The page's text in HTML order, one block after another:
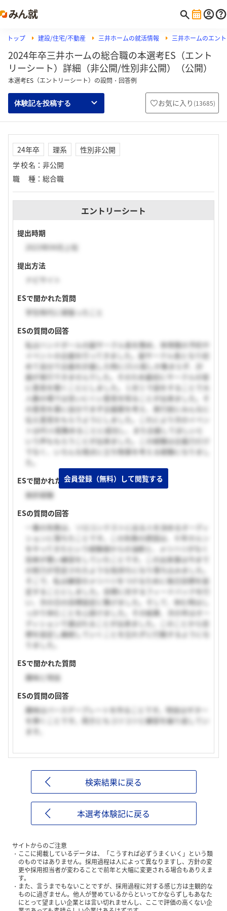
トップ 建設/住宅/不動産 三井ホームの就活情報 三井ホームのエン
2024年卒三井ホームの総合職の本選考ES（エント
リーシート）詳細（非公開/性別非公開）（公開）
本選考ES（エントリーシート）の設問・回答例
体験記を投稿する お気に入り (13685)
24年卒 理系
性別非公開
学校名 ： 非公開
職種 ： 総合職
エントリーシート
提出時期
2023年04月上旬
提出方法
ESで聞かれた質問
学生時代に頑張ったこと
ESの質問の回答
私はハンドボールの副サークル長を務め、体育館の予約や
イベントの企画を行ってきました。副サークル長となり初
めて自分で企画を計画した時に15人程しか集まらず、計
画が実行できませんでした。そのため最初にサークルの皆
に意見を聞くことにしました。１対１で話をすることで大
人数の場では言いにくい意見を知ることが出来ました。そ
の意見を基に自分でまず企画案を考え、実行前にみんなに
伝え意見をもらうようにしました。これにより次のイベン
トは45人程集めることに成功し、また企画してほしいと
いう声ももらうことが出来ました。この経験は企画力だけ
でなく、いろんな視点に立ち物事を考える経験になりまし
ESで聞かれた質問
挫折経験
ESの質問の回答
一番の失敗は、ソロコンテストに出る人を決めるオーディ
ションに落ちたことです。この失敗の原因は、６年ホルン
をやってきたという経験値からの油断と、メリハリがなく
効率が悪い練習をしていたことです。この出来事は今まで
の努力が否定されたような気持ちになり落ち込みました。
そこで、私は練習のメリハリをつけるために毎日目標を設
定することにしました。目標に対するフィードバックを行
い、次の日の目標設定に繋げました。そして、休む時はし
っかり休むことを心掛けました。その結果、次の年はオー
ディションで選ばれることが出来ました。このことから目
標を設定し継続していくことを忘れずに行動するようにな
りました。
ESで聞かれた質問
趣味と特技
ESの質問の回答
趣味はバースデープレートを作ることです。特技はギター
を弾くことです。両方ともコツコツと練習を繰り返してい
ます。
会員登録（無料）して閲覧する
検索結果に戻る
本選考体験記に戻る
サイトからのご注意
ここに掲載しているデータは、「こうすれば必ずうまくいく」という類
のものではありません。採用過程は人によって異なりますし、方針の変
更や採用担当者が変わることで前年と大幅に変更される場合もありえま
す。
また、言うまでもないことですが、採用過程に対する感じ方は主観的な
ものに過ぎません。他人が誉めているからといってかならずしもあなた
にとって望ましい企業とは言い切れませんし、ここで評価の高くない企